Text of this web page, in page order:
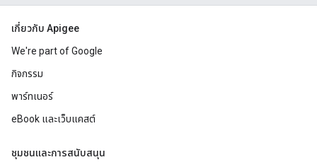
เกี่ยวกับ Apigee
We're part of Google
กิจกรรม
พาร์ทเนอร์
eBook และเว็บแคสต์
ชุมชนและการสนับสนุน